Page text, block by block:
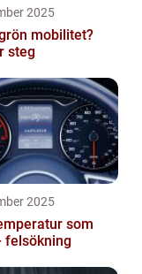
2025
mobilitet?
steg
2025
som
felsökning